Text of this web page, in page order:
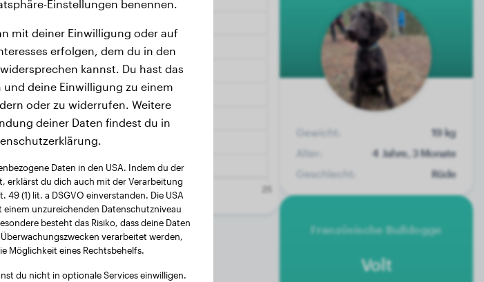
Gewicht:
19 kg
Alter:
4 Jahre, 3 Monate
Geschlecht:
Rüde
Französische Bulldogge
Volt
Einstellungen benennen.
mit deiner Einwilligung oder auf
erfolgen, dem du in den
kannst. Du hast das
deine Einwilligung zu einem
oder zu widerrufen. Weitere
deiner Daten findest du in
Daten in den USA. Indem du der
erklärst du dich auch mit der Verarbeitung
49 (1) lit. a DSGVO einverstanden. Die USA
einem unzureichenden Datenschutzniveau
besteht das Risiko, dass deine Daten
verarbeitet werden,
Möglichkeit eines Rechtsbehelfs.
du nicht in optionale Services einwilligen.